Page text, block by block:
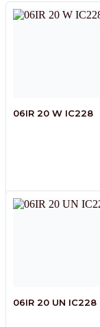
06IR 20 W IC228
06IR 20 UN IC228